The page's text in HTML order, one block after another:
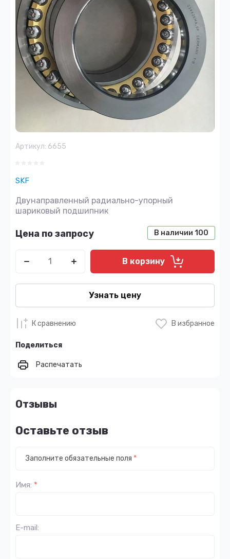
Артикул: 6655
SKF
Двунаправленный радиально-упорный
шариковый подшипник
В наличии 100
Цена по запросу
В корзину
Узнать цену
К сравнению В избранное
Поделиться
Распечатать
Отзывы
Оставьте отзыв
Заполните обязательные поля *
Имя: *
E-mail: